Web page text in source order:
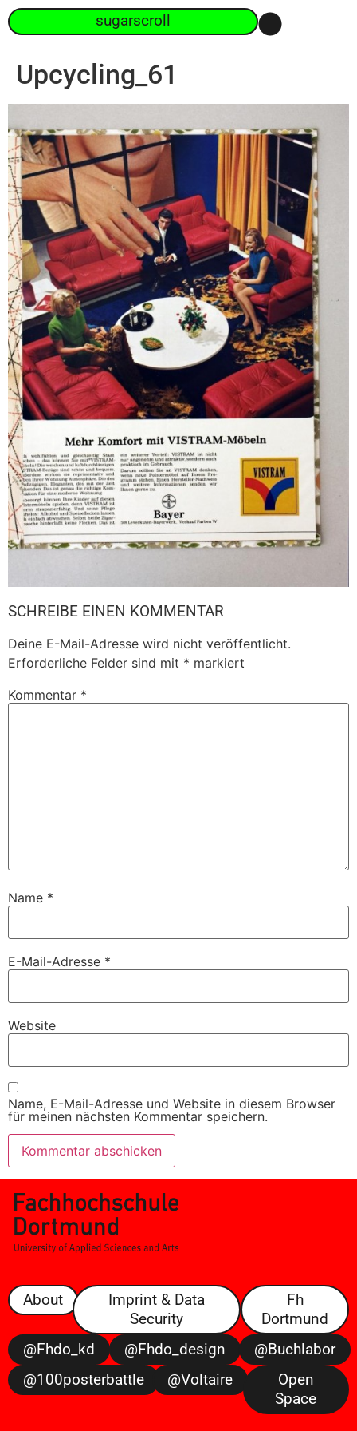
sugarscroll
Upcycling_61
SCHREIBE EINEN KOMMENTAR
Deine E-Mail-Adresse wird nicht veröffentlicht.
Erforderliche Felder sind mit * markiert
Kommentar *
Name *
E-Mail-Adresse *
Website
Name, E-Mail-Adresse und Website in diesem Browser
für meinen nächsten Kommentar speichern.
About
Imprint & Data
Security
Fh
Dortmund
@fhdo_kd
@fhdo_design
@buchlabor
@100posterbattle
@voltaire
Open
Space